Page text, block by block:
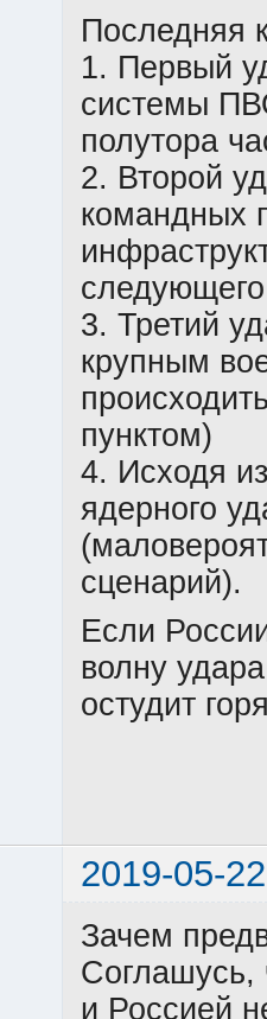
Последняя
1. Первый
системы
полутора
2. Второй
командных
3. Третий
крупным
пунктом)
4. Исходя
ядерного
сценарий).
Если
волну
остудит
2019-05-
Зачем
и Россией